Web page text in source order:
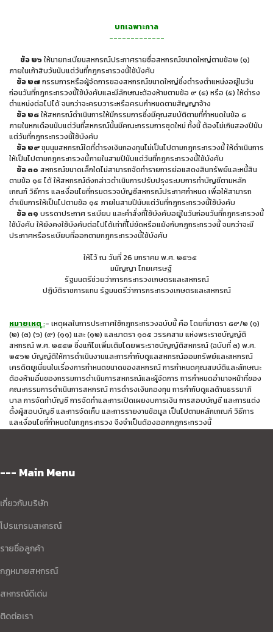
บทเฉพาะกาล
-------------
ข้อ ๒๖ให้นายทะเบียนสหกรณ์ประกาศรายชื่อสหกรณ์ขนาดใหญ่ตามข้อ๒ (๑)
ภายในเก้าสิบวันนับแต่วันที่กฎกระทรวงนี้ใช้บังคับ
ข้อ ๒๗กรรมการหรือผู้จัดการของสหกรณ์ขนาดใหญ่ซึ่งดำรงตำแหน่งอยู่ในวัน
ก่อนวันที่กฎกระทรวงนี้ใช้บังคับและมีลักษณะต้องห้ามตามข้อ ๙ (๔) หรือ (๕) ให้ดำรง
ตำแหน่งต่อไปได้ จนกว่าจะครบวาระหรือครบกำหนดตามสัญญาจ้าง
ข้อ ๒๘ให้สหกรณ์ดำเนินการให้มีกรรมการซึ่งมีคุณสมบัติตามที่กำหนดในข้อ ๘
ภายในหกเดือนนับแต่วันที่สหกรณ์นั้นมีคณะกรรมการชุดใหม่ ทั้งนี้ ต้องไม่เกินสองปีนับ
แต่วันที่กฎกระทรวงนี้ใช้บังคับ
ข้อ ๒๙ชุมนุมสหกรณ์ใดที่ดำรงเงินกองทุนไม่เป็นไปตามกฎกระทรวงนี้ ให้ดำเนินการ
ให้เป็นไปตามกฎกระทรวงนี้ภายในสามปีนับแต่วันที่กฎกระทรวงนี้ใช้บังคับ
ข้อ ๓๐ สหกรณ์ขนาดเล็กใดไม่สามารถจัดทำรายการย่อแสดงสินทรัพย์และหนี้สิน
ตามข้อ ๑๕ ได้ ให้สหกรณ์ดังกล่าวดำเนินการปรับปรุงระบบการทำบัญชีตามหลัก
เกณฑ์ วิธีการ และเงื่อนไขที่กรมตรวจบัญชีสหกรณ์ประกาศกำหนด เพื่อให้สามารถ
ดำเนินการให้เป็นไปตามข้อ ๑๕ ภายในสามปีนับแต่วันที่กฎกระทรวงนี้ใช้บังคับ
ข้อ ๓๑ บรรดาประกาศ ระเบียบ และคำสั่งที่ใช้บังคับอยู่ในวันก่อนวันที่กฎกระทรวงนี้
ใช้บังคับ ให้ยังคงใช้บังคับต่อไปได้เท่าที่ไม่ขัดหรือแย้งกับกฎกระทรวงนี้ จนกว่าจะมี
ประกาศหรือระเบียบที่ออกตามกฎกระทรวงนี้ใช้บังคับ
ให้ไว้ ณ วันที่ 26 มกราคม พ.ศ. ๒๕๖๔
มนัญญา ไทยเศรษฐ์
รัฐมนตรีช่วยว่าการกระทรวงเกษตรและสหกรณ์
ปฏิบัติราชการแทน รัฐมนตรีว่าการกระทรวงเกษตรและสหกรณ์
หมายเหตุ:- เหตุผลในการประกาศใช้กฎกระทรวงฉบับนี้ คือ โดยที่มาตรา ๘๙/๒ (๑)
(๒) (๓) (๖) (๙) (๑๑) และ (๑๒) และมาตรา ๑๐๕ วรรคสาม แห่งพระราชบัญญัติ
สหกรณ์ พ.ศ. ๒๕๔๒ ซึ่งแก้ไขเพิ่มเติมโดยพระราชบัญญัติสหกรณ์ (ฉบับที่ ๓) พ.ศ.
๒๕๖๒ บัญญัติให้การดำเนินงานและการกำกับดูแลสหกรณ์ออมทรัพย์และสหกรณ์
เครดิตยูเนี่ยนในเรื่องการกำหนดขนาดของสหกรณ์ การกำหนดคุณสมบัติและลักษณะ
ต้องห้ามอื่นของกรรมการดำเนินการสหกรณ์และผู้จัดการ การกำหนดอำนาจหน้าที่ของ
คณะกรรมการดำเนินการสหกรณ์ การดำรงเงินกองทุน การกำกับดูแลด้านธรรมาภิ
บาล การจัดทำบัญชี การจัดทำและการเปิดเผยงบการเงิน การสอบบัญชี และการแต่ง
ตั้งผู้สอบบัญชี และการจัดเก็บ และการรายงานข้อมูล เป็นไปตามหลักเกณฑ์ วิธีการ
และเงื่อนไขที่กำหนดในกฎกระทรวง จึงจำเป็นต้องออกกฎกระทรวงนี้
--- Main Menu
เกี่ยวกับบริษัท
โปรแกรมสหกรณ์
รายชื่อลูกค้า
กฏหมายสหกรณ์
สหกรณ์ดีเด่น
ติดต่อเรา